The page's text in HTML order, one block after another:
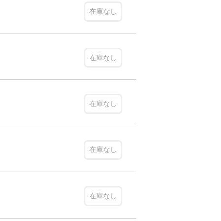
在庫なし
在庫なし
在庫なし
在庫なし
在庫なし